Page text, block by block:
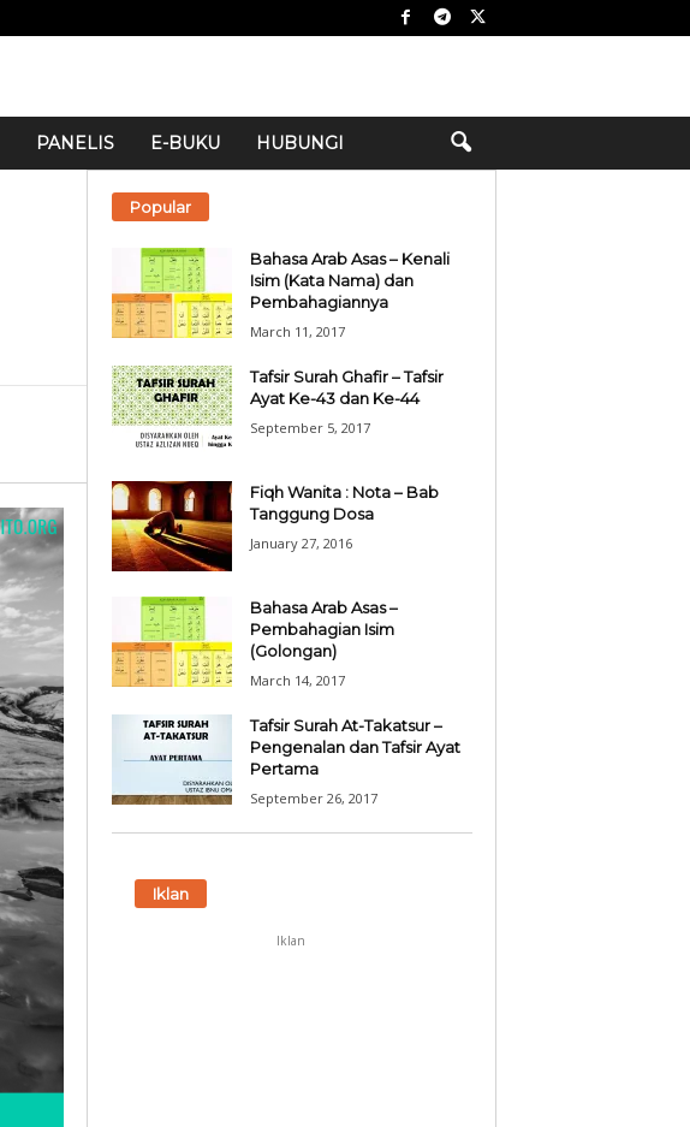
PANELIS E-BUKU HUBUNGI
Popular
Bahasa Arab Asas – Kenali
Isim (Kata Nama) dan
Pembahagiannya
March 11, 2017
Tafsir Surah Ghafir – Tafsir
Ayat Ke-43 dan Ke-44
September 5, 2017
Fiqh Wanita : Nota – Bab
Tanggung Dosa
January 27, 2016
Bahasa Arab Asas –
Pembahagian Isim
(Golongan)
March 14, 2017
Tafsir Surah At-Takatsur –
Pengenalan dan Tafsir Ayat
Pertama
September 26, 2017
Iklan
Iklan